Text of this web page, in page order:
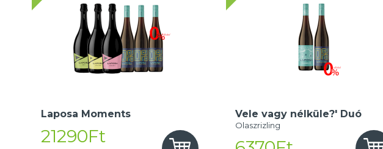
Laposa Moments
21290Ft
Vele vagy nélküle?' Duó
Olaszrizling